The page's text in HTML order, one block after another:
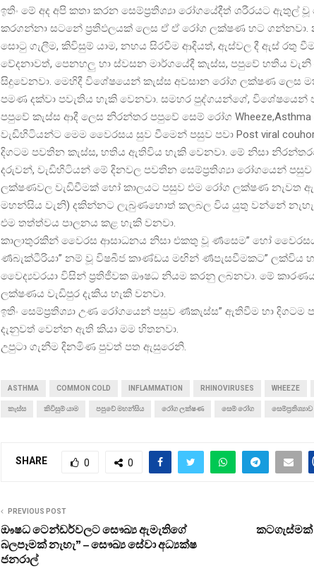
ඉතිං මේ අද අපි කතා කරන සෙම්ප්‍රතිශ්‍යා රෝගයේදීත් ශරීරයට
කරගන්නා සටනේ ප්‍රතිඵලයක් ලෙස ඒ ඒ රෝග ලක්ෂණ හට ගන්නවා.
සොටු ගැලීම, කිවිසුම් යාම, නහය සිරවීම ආදියත්, ඇස්වල දී ඇස් රතු
වේදනාවත්, පෙනහලු හා ස්වසන මාර්ගයේදී කැස්ස, පපුවේ හතිය
සිදුවෙනවා. මෙහිදී විශේෂයෙන් කැස්ස අවසාන රෝග ලක්ෂණ ලෙස
පමණ දක්වා පවැතිය හැකි වෙනවා. සමහර පුද්ගයන්ගේ,
පපුවේ කැස්ස ආදී ලෙස නිරන්තර පපුවේ සෙම් රෝග
වැඩිහිටියන්ට මෙම වෛරසය සුව වීමෙන් පසුව පවා Post viral
දිගටම පවතින කැස්ස, හතිය ඇතිවිය හැකි වෙනවා. මේ නිසා
දරුවන්, වැඩිහිටියන් මේ දිනවල පවතින සෙම්ප්‍රතිශ්‍යා රෝගයෙන්
ලක්ෂණවල වැඩිවීමක් හෝ කාලයට පසුව එම රෝග ලක්ෂණ නැවත
මහන්සිය වැනි) දකින්නට ලැබුණහොත් කලබල විය යුතු වන්නේ
එම තත්ත්වය පාලනය කළ හැකි වනවා.
කාලාතුරකින් වෛරස ආසාධනය නිසා එකතු වූ ර්‍ණසෙම” හෝ වෛරසය
ර්‍ණබැක්ටීරියා” නම් වූ විෂබීජ කාණ්ඩය මඟින් ර්‍ණපැසවීමකට” ලක්විය
වෛද්‍යවරයා විසින් ප්‍රතිජීවක ඖෂධ නියම කරනු ලබනවා. මේ
ලක්ෂණය වැඩිපුර දැකිය හැකි වනවා.
ඉතිං සෙම්ප්‍රතිශ්‍යා උණ රෝගයෙන් පසුව ර්‍ණකැස්ස” ඇතිවීම හා දිගටම
දැනුවත් වෙන්න ඇති කියා මම හිතනවා.
උපුටා ගැනීම දිනමිණ පුවත් පත ඇසුරෙනි.
ASTHMA COMMON COLD INFLAMMATION RHINOVIRUSES WHEEZE
කැස්ස කිවිසුම් යාම පපුවේ මහන්සිය රෝග ලක්ෂණ සෙම් රෝග සෙම්ප්‍රතිශ්‍යාව
SHARE 0 0
PREVIOUS POST
ඖෂධ ටෙන්ඩර්වලට සෞඛ්‍ය ඇමැතිගේ
බලපෑමක් නැහැ” – සෞඛ්‍ය සේවා අධ්‍යක්ෂ
ජනරාල්
කටගැස්මක්